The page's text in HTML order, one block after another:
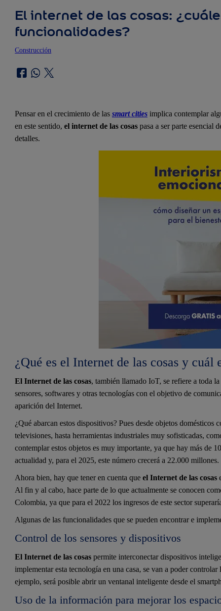
El internet de las cosas:
funcionalidades?
Construcción
Pensar en el crecimiento de las smart cities implica contemplar
en este sentido, el internet de las cosas pasa a ser parte esencial
detalles.
¿Qué es el Internet de las cosas y cuál
El Internet de las cosas, también llamado IoT, se refiere a toda
sensores, softwares y otras tecnologías con el objetivo de
aparición del Internet.
¿Qué abarcan estos dispositivos? Pues desde objetos domésticos
televisiones, hasta herramientas industriales muy sofisticadas,
contemplar estos objetos es muy importante, ya que hay más de
actualidad y, para el 2025, este número crecerá a 22.000 millones.
Ahora bien, hay que tener en cuenta que el Internet de las cosas
Al fin y al cabo, hace parte de lo que actualmente se conocen
Colombia, ya que para el 2022 los ingresos de este sector
Algunas de las funcionalidades que se pueden encontrar e
Control de los sensores y dispositivos
El Internet de las cosas permite interconectar dispositivos
implementar esta tecnología en una casa, se van a poder
ejemplo, será posible abrir un ventanal inteligente desde el
Uso de la información para mejorar los